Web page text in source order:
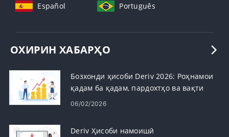
Español Português
ОХИРИН ХАБАРҲО
Бозхонди ҳисоби Deriv 2026: Роҳнамои
қадам ба қадам, пардохтҳо ва вақти
коркард
06/02/2026
Deriv Ҳисоби намоишӣ